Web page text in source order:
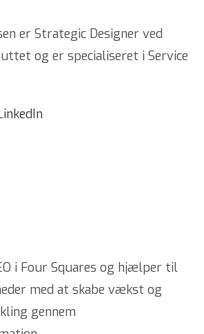
er Strategic Designer ved
og er specialiseret i Service
i Four Squares og hjælper til
med at skabe vækst og
gennem